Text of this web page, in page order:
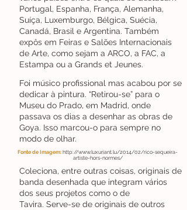
Portugal, Espanha, França, Alemanha,
Suíça, Luxemburgo, Bélgica, Suécia,
Canadá, Brasil e Argentina. Também
expôs em Feiras e Salões Internacionais
de Arte, como sejam a ARCO, a FAC, a
Estampa ou a Grands et Jeunes.
Foi músico profissional mas acabou por se
dedicar à pintura. “Retirou-se” para o
Museu do Prado, em Madrid, onde
passava os dias a desenhar as obras de
Goya. Isso marcou-o para sempre no
modo de olhar.
Fonte de Imagem: http://www.luxuriant.lu/2014/02/rico-sequeira-
artiste-hors-normes/
Coleciona, entre outras coisas, originais de
banda desenhada que integram vários
dos seus projetos como o de
Tavira. Serve-se de originais de outros